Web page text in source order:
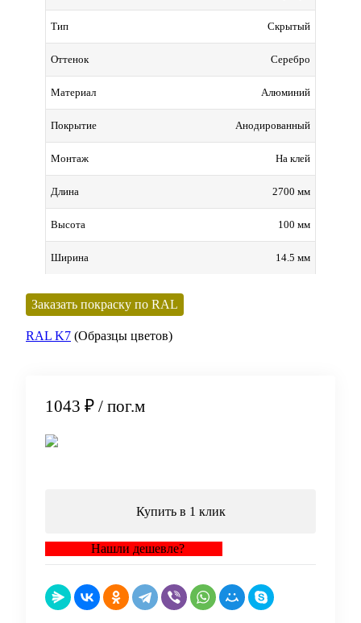
Тип Скрытый
Оттенок Серебро
Материал Алюминий
Покрытие Анодированный
Монтаж На клей
Длина 2700 мм
Высота 100 мм
Ширина 14.5 мм
Заказать покраску по RAL
RAL K7 (Образцы цветов)
1043 ₽ / пог.м
Купить в 1 клик
Нашли дешевле?